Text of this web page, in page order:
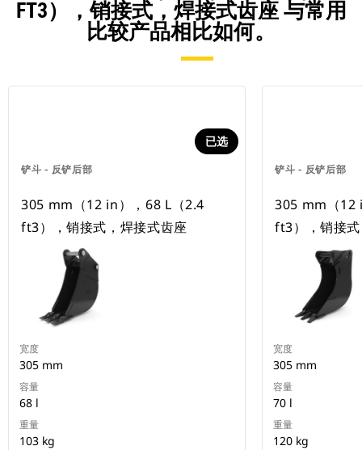
FT3），销接式，焊接式齿座 与常用
比较产品相比如何。
铲斗 - 反铲后部
已选
305 mm（12 in），68 L（2.4
ft3），销接式，焊接式齿座
宽度
305 mm
容量
68 l
重量
103 kg
铲斗 - 反铲后部
305 mm（12
ft3），销接
宽度
305 mm
容量
70 l
重量
120 kg